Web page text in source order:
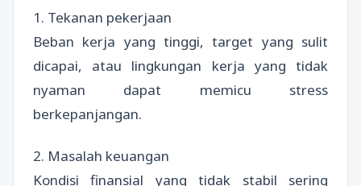
1. Tekanan pekerjaan
Beban kerja yang tinggi, target yang sulit
dicapai, atau lingkungan kerja yang tidak
nyaman dapat memicu stress
berkepanjangan.
2. Masalah keuangan
Kondisi finansial yang tidak stabil sering